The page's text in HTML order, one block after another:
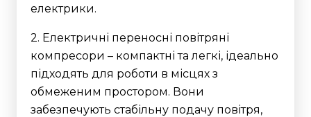
електрики.
2. Електричні переносні повітряні
компресори – компактні та легкі, ідеально
підходять для роботи в місцях з
обмеженим простором. Вони
забезпечують стабільну подачу повітря,